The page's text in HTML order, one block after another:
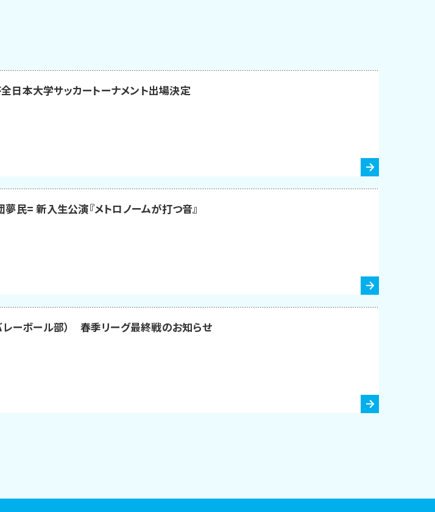
日本大学サッカートーナメント出場決定
民= 新入生公演『メトロノームが打つ音』
レーボール部） 春季リーグ最終戦のお知らせ